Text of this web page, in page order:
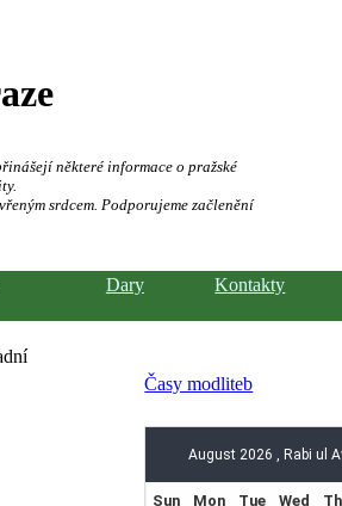
některé informace o pražské
srdcem. Podporujeme začlenění
Dary Kontakty
Časy modliteb